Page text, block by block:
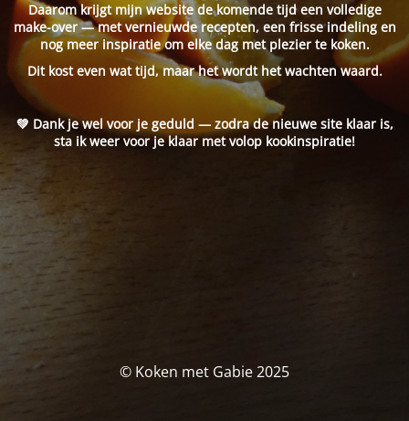
Daarom krijgt mijn website de komende tijd een volledige
make-over — met vernieuwde recepten, een frisse indeling en
nog meer inspiratie om elke dag met plezier te koken.
Dit kost even wat tijd, maar het wordt het wachten waard.
💚 Dank je wel voor je geduld — zodra de nieuwe site klaar is,
sta ik weer voor je klaar met volop kookinspiratie!
© Koken met Gabie 2025